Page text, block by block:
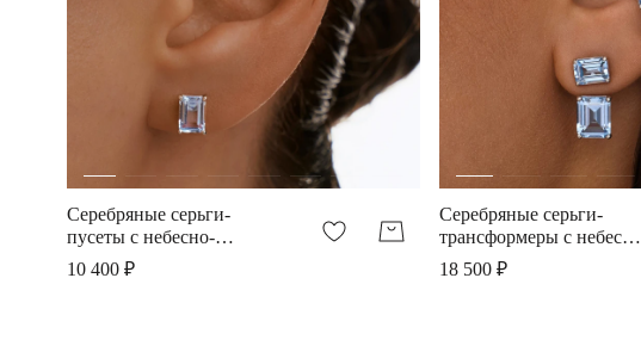
Серебряные серьги-
пусеты с небесно-
голубой шпинелью
10 400 ₽
Серебряные серьги-
трансформеры с небесно-
голубой шпинелью
18 500 ₽